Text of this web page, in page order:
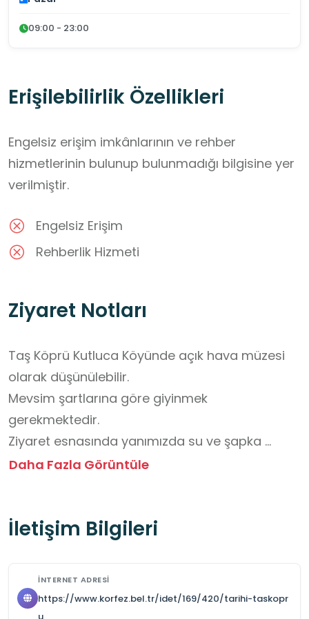
09:00 - 23:00
Erişilebilirlik Özellikleri
Engelsiz erişim imkânlarının ve rehber
hizmetlerinin bulunup bulunmadığı bilgisine yer
verilmiştir.
Engelsiz Erişim
Rehberlik Hizmeti
Ziyaret Notları
Taş Köprü Kutluca Köyünde açık hava müzesi
olarak düşünülebilir.
Mevsim şartlarına göre giyinmek
gerekmektedir.
Ziyaret esnasında yanımızda su ve şapka
bulundurmak önemlidir.
alınmalıdır.
Fotoğraf için malzemeler önceden hazırlanarak
dikkatli çekilmelidir.
Daha Fazla Görüntüle
İletişim Bilgileri
İNTERNET ADRESI
https://www.korfez.bel.tr/idet/169/420/tarihi-taskopr